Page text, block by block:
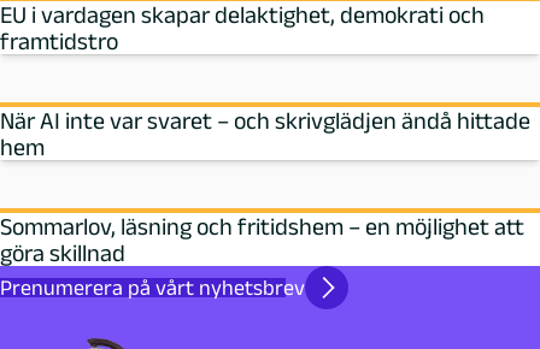
EU i vardagen skapar delaktighet, demokrati och
framtidstro
När AI inte var svaret – och skrivglädjen ändå hittade
hem
Sommarlov, läsning och fritidshem – en möjlighet att
göra skillnad
Prenumerera på vårt nyhetsbrev